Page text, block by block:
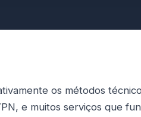
os métodos
e muitos serviços que